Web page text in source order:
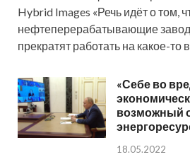
Hybrid Images «Речь идёт о том,
нефтеперерабатывающие
прекратят работать на какое-то
«Себе во
возможный
18.05.2022